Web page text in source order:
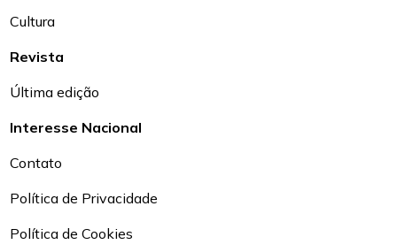
Cultura
Revista
Última edição
Interesse Nacional
Contato
Política de Privacidade
Política de Cookies